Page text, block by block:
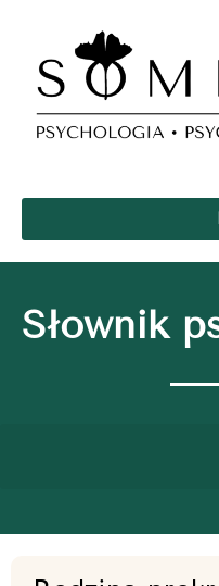
Słownik